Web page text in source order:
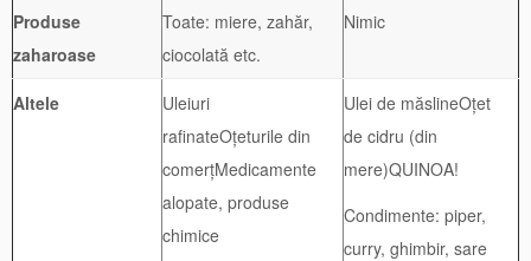
Produse
zaharoase
Toate: miere, zahăr,
ciocolată etc.
Nimic
Altele
Uleiuri
rafinateOțeturile din
comerțMedicamente
alopate, produse
chimice
Ulei de măslineOțet
de cidru (din
mere)QUINOA!
Condimente: piper,
curry, ghimbir, sare